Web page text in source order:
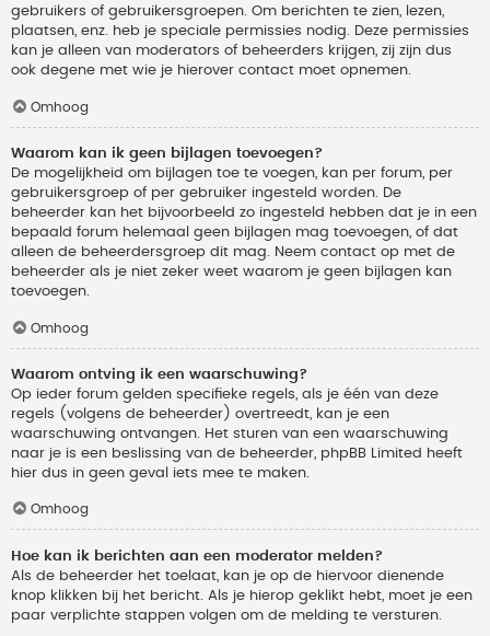
gebruikers of gebruikersgroepen. Om berichten te zien, lezen,
plaatsen, enz. heb je speciale permissies nodig. Deze permissies
kan je alleen van moderators of beheerders krijgen, zij zijn dus
ook degene met wie je hierover contact moet opnemen.
Omhoog
Waarom kan ik geen bijlagen toevoegen?
De mogelijkheid om bijlagen toe te voegen, kan per forum, per
gebruikersgroep of per gebruiker ingesteld worden. De
beheerder kan het bijvoorbeeld zo ingesteld hebben dat je in een
bepaald forum helemaal geen bijlagen mag toevoegen, of dat
alleen de beheerdersgroep dit mag. Neem contact op met de
beheerder als je niet zeker weet waarom je geen bijlagen kan
toevoegen.
Omhoog
Waarom ontving ik een waarschuwing?
Op ieder forum gelden specifieke regels, als je één van deze
regels (volgens de beheerder) overtreedt, kan je een
waarschuwing ontvangen. Het sturen van een waarschuwing
naar je is een beslissing van de beheerder, phpBB Limited heeft
hier dus in geen geval iets mee te maken.
Omhoog
Hoe kan ik berichten aan een moderator melden?
Als de beheerder het toelaat, kan je op de hiervoor dienende
knop klikken bij het bericht. Als je hierop geklikt hebt, moet je een
paar verplichte stappen volgen om de melding te versturen.